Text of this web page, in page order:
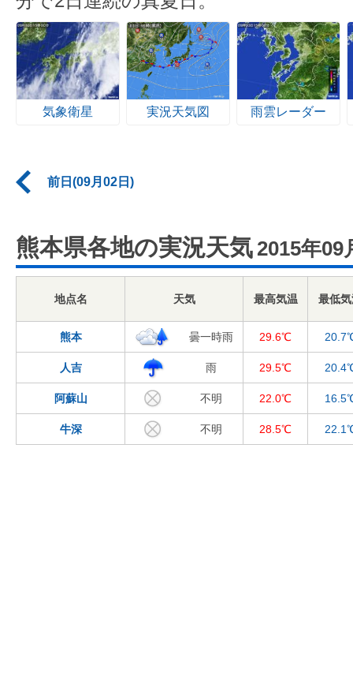
気象衛星 実況天気図 雨雲レーダー
前日(09月02日)
熊本県各地の実況天気 2015年09
地点名 天気 最高気温 最低
熊本 曇一時雨 29.6℃
人吉 雨 29.5℃
阿蘇山 不明 22.0℃
牛深 不明 28.5℃